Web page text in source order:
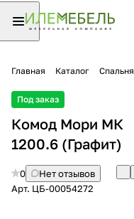
Главная Каталог Спальня
Под заказ
Комод Мори МК
1200.6 (Графит)
0
Нет отзывов
Арт. ЦБ-00054272